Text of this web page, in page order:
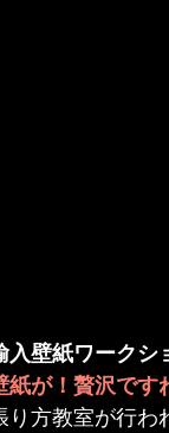
壁紙ワークシ
紙が！贅沢です
り方教室が行